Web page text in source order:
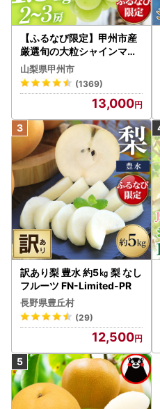
【ふるなび限定】甲州市産
厳選旬の大粒シャインマス
カット 約1.3kg 2～3房【2
026年発送】（MG）B12-
472 FN-Limited-VO シャ
インマスカット フルーツ
山梨県甲州市
(1369)
13,000
訳あり梨 豊水 約5㎏ 梨 なし
フルーツ FN-Limited-PR
長野県豊丘村
(29)
12,500